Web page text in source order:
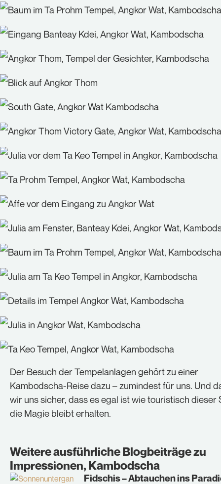
Der Besuch der Tempelanlagen gehört zu einer
Kambodscha-Reise dazu – zumindest für uns. Und
wir uns sicher, dass es egal ist wie touristisch dieser
die Magie bleibt erhalten.
Weitere ausführliche Blogbeiträge zu
Impressionen, Kambodscha
Fidschis – Abtauchen ins